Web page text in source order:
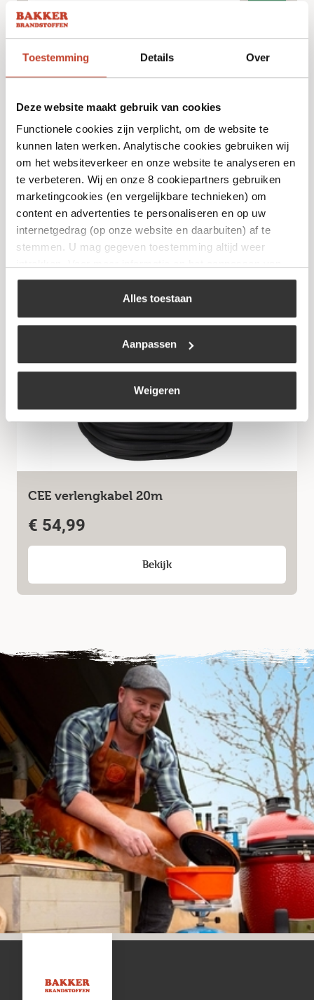
Toestemming Details Over
Deze website maakt gebruik van cookies
Functionele cookies zijn verplicht, om de website te
kunnen laten werken. Analytische cookies gebruiken wij
om het websiteverkeer en onze website te analyseren en
te verbeteren. Wij en onze 8 cookiepartners gebruiken
marketingcookies (en vergelijkbare technieken) om
content en advertenties te personaliseren en op uw
internetgedrag (op onze website en daarbuiten) af te
stemmen. U mag gegeven toestemming altijd weer
uw keuze op onze website verwijzen wij u naar ons
Alles toestaan
Aanpassen
Weigeren
CEE Verloopstekker Contra
€7,99
Bekijk
CEE verlengkabel 20m
€ 54,99
Bekijk